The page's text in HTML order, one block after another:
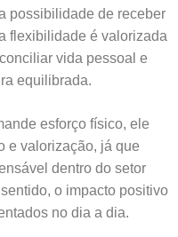
possibilidade de receber
flexibilidade é valorizada
vida pessoal e
equilibrada.
esforço físico, ele
e valorização, já que
dentro do setor
o impacto positivo
no dia a dia.